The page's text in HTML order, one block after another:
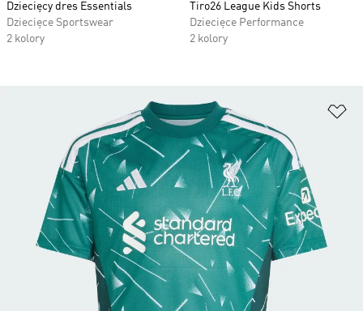
Dziecięcy dres Essentials
Dziecięce Sportswear
2 kolory
Tiro26 League Kids Shorts
Dziecięce Performance
2 kolory